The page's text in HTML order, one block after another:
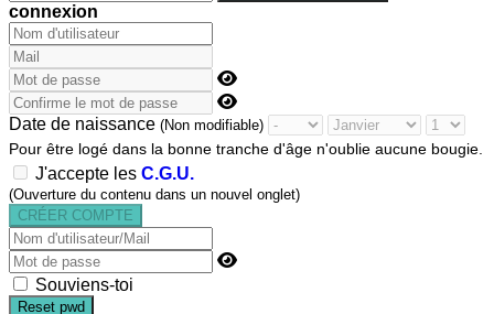
connexion
Date de naissance (Non modifiable)
Pour être logé dans la bonne tranche d'âge n'oublie aucune bougie.
J'accepte les C.G.U.
(Ouverture du contenu dans un nouvel onglet)
Souviens-toi
Reset pwd